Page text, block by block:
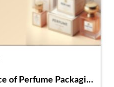
The Art and Importance of Perfume Packaging Boxes